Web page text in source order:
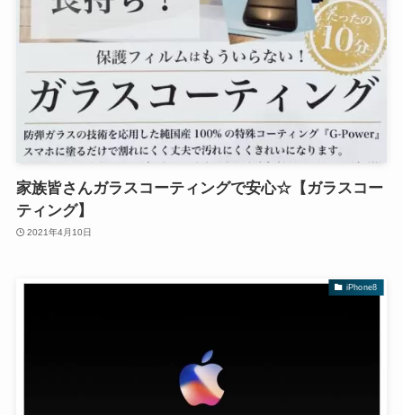
家族皆さんガラスコーティングで安心☆【ガラスコー
ティング】
2021年4月10日
iPhone8